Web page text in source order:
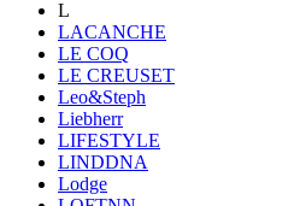
L
LACANCHE
LE COQ
LE CREUSET
Leo&Steph
Liebherr
LIFESTYLE
LINDDNA
Lodge